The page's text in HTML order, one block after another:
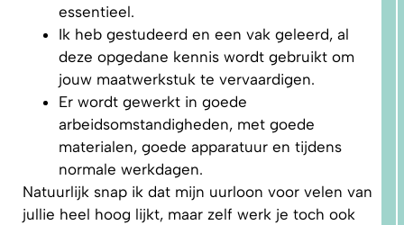
essentieel.
Ik heb gestudeerd en een vak geleerd, al
deze opgedane kennis wordt gebruikt om
jouw maatwerkstuk te vervaardigen.
Er wordt gewerkt in goede
arbeidsomstandigheden, met goede
materialen, goede apparatuur en tijdens
normale werkdagen.
Natuurlijk snap ik dat mijn uurloon voor velen van
jullie heel hoog lijkt, maar zelf werk je toch ook